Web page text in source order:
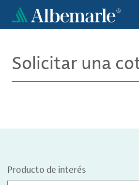
Pasar
contenido
Solicitar una
Producto de interés